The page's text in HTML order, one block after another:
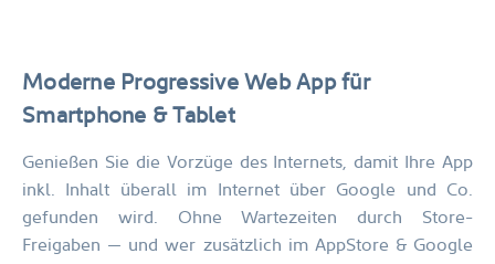
Moderne Progressive Web Appfür
Smartphone & Tablet
Genießen Sie die Vorzüge des Internets, damit Ihre App
inkl. Inhalt überall im Internet über Google und Co.
gefunden wird. Ohne Wartezeiten durch Store-
Freigaben — und wer zusätzlich im AppStore & Google